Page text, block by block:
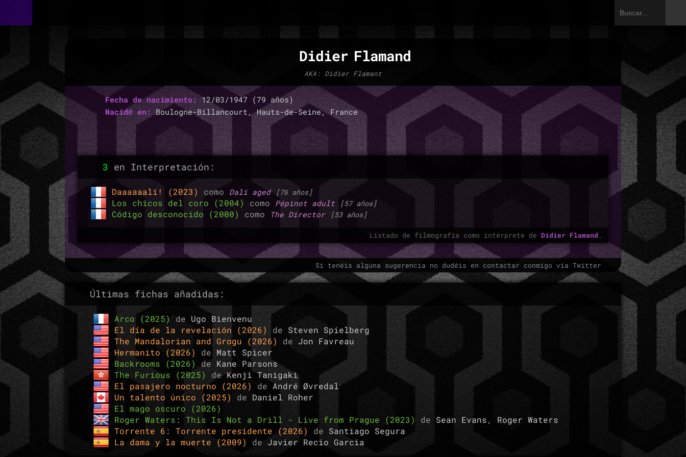
Didier Flamand
AKA: Didier Flamant
Fecha de nacimiento: 12/03/1947 (79 años)
Nacid@ en:Boulogne-Billancourt, Hauts-de-Seine, France
3 en Interpretación:
Daaaaaalí! (2023) como Dalí aged [76 años]
Los chicos del coro (2004) como Pépinot adult [57 años]
Código desconocido (2000) como The Director [53 años]
Listado de filmografía como intérprete de Didier Flamand .
Si tenéis alguna sugerencia no dudéis en contactar conmigo vía Twitter
Últimas fichas añadidas:
Arco (2025) de Ugo Bienvenu
El día de la revelación (2026) de Steven Spielberg
The Mandalorian and Grogu (2026) de Jon Favreau
Hermanito (2026) de Matt Spicer
Backrooms (2026) de Kane Parsons
The Furious (2025) deKenji Tanigaki
El pasajero nocturno (2026) de André Øvredal
Un talento único (2025) de Daniel Roher
El mago oscuro (2026)
Roger Waters: This Is Not a Drill - Live from Prague (2023) de Sean Evans, Roger Waters
Torrente 6: Torrente presidente (2026) de Santiago Segura
La dama y la muerte (2009) de Javier Recio Garcia